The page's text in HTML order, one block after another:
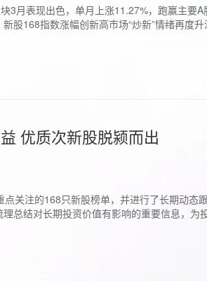
3月表现出色，单月上涨11.27%，跑赢主要
股168指数涨幅创新高市场“炒新”情绪再度
优质次新股脱颍而出
关注的168只新股榜单，并进行了长期动
总结对长期投资价值有影响的重要信息，